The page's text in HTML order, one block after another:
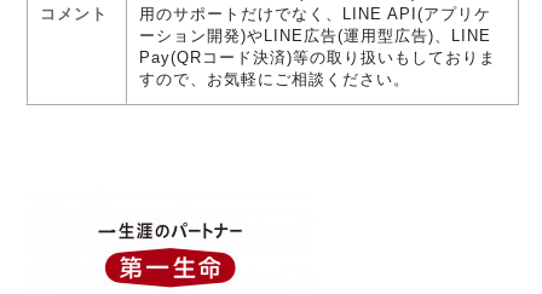
コメント
用のサポートだけでなく、LINE API(アプリケ
ーション開発)やLINE広告(運用型広告)、LINE
Pay(QRコード決済)等の取り扱いもしておりま
すので、お気軽にご相談ください。